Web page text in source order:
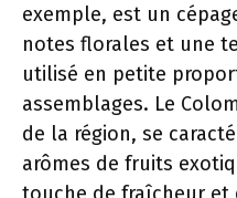
exemple, est un
notes florales et une
utilisé en petite
assemblages. Le
de la région, se
arômes de fruits
touche de fraîcheur et